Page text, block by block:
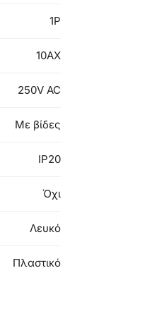
1P
10AX
250V AC
Με βίδες
IP20
Όχι
Λευκό
Πλαστικό